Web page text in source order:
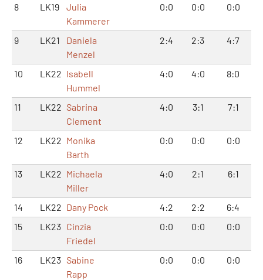
8 LK19
Julia
Kammerer
0:0 0:0 0:0
9 LK21
Daniela
Menzel
2:4 2:3 4:7
10 LK22 Isabell
Hummel
4:0 4:0 8:0
11 LK22 Sabrina
Clement
4:0 3:1 7:1
12 LK22 Monika
Barth
0:0 0:0 0:0
13 LK22 Michaela
Miller
4:0 2:1 6:1
14 LK22 Dany Pock 4:2 2:2
6:4
15
LK23 Cinzia
Friedel
0:0 0:0 0:0
16 LK23 Sabine
Rapp
0:0 0:0 0:0